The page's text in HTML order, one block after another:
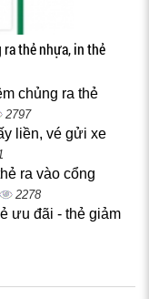
thẻ nhựa, in thẻ
chủng ra thẻ
2797
liền, vé gửi xe
ra vào cổng
2278
ưu đãi - thẻ giảm